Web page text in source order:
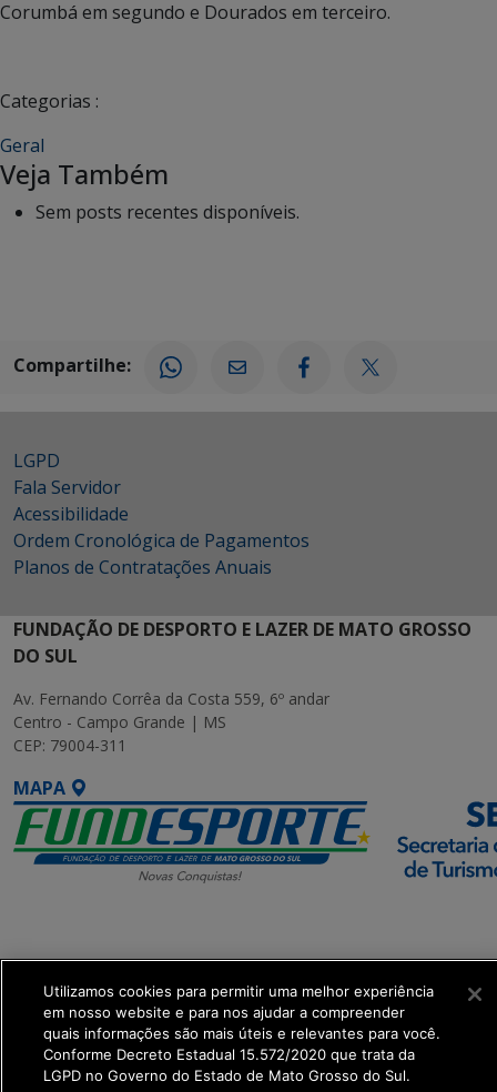
Corumbá em segundo e Dourados em terceiro.
Categorias :
Geral
Veja Também
Sem posts recentes disponíveis.
Compartilhe:
LGPD
Fala Servidor
Acessibilidade
Ordem Cronológica de Pagamentos
Planos de Contratações Anuais
FUNDAÇÃO DE DESPORTO E LAZER DE MATO GROSSO
DO SUL
Av. Fernando Corrêa da Costa 559, 6º andar
Centro - Campo Grande | MS
CEP: 79004-311
MAPA
Executiva de
Transformação Digital
get_footer();
Utilizamos cookies para permitir uma melhor experiência
em nosso website e para nos ajudar a compreender
quais informações são mais úteis e relevantes para você.
Conforme Decreto Estadual 15.572/2020 que trata da
LGPD no Governo do Estado de Mato Grosso do Sul.